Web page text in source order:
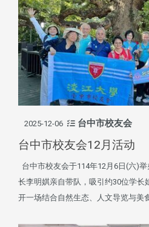
2025-12-06 台中市校友会
台中市校友会12月活动
台中市校友会于114年12月6日(六)
长李明娸亲自带队，吸引约30位学长
开一场结合自然生态、人文导览与美